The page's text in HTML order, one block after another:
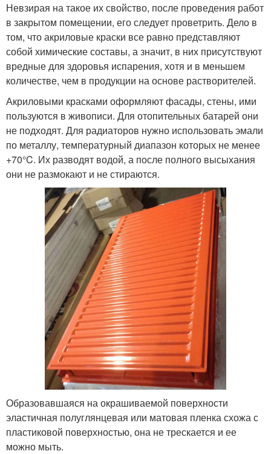
Невзирая на такое их свойство, после проведения работ
в закрытом помещении, его следует проветрить. Дело в
том, что акриловые краски все равно представляют
собой химические составы, а значит, в них присутствуют
вредные для здоровья испарения, хотя и в меньшем
количестве, чем в продукции на основе растворителей.
Акриловыми красками оформляют фасады, стены, ими
пользуются в живописи. Для отопительных батарей они
не подходят. Для радиаторов нужно использовать эмали
по металлу, температурный диапазон которых не менее
+70°C. Их разводят водой, а после полного высыхания
они не размокают и не стираются.
Образовавшаяся на окрашиваемой поверхности
эластичная полуглянцевая или матовая пленка схожа с
пластиковой поверхностью, она не трескается и ее
можно мыть.